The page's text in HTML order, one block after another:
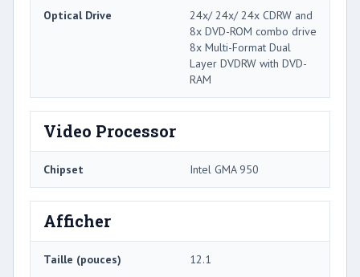
Optical Drive
24x/ 24x/ 24x CDRW and
8x DVD-ROM combo drive
8x Multi-Format Dual
Layer DVDRW with DVD-
RAM
Video Processor
Chipset Intel GMA 950
Afficher
Taille (pouces) 12.1